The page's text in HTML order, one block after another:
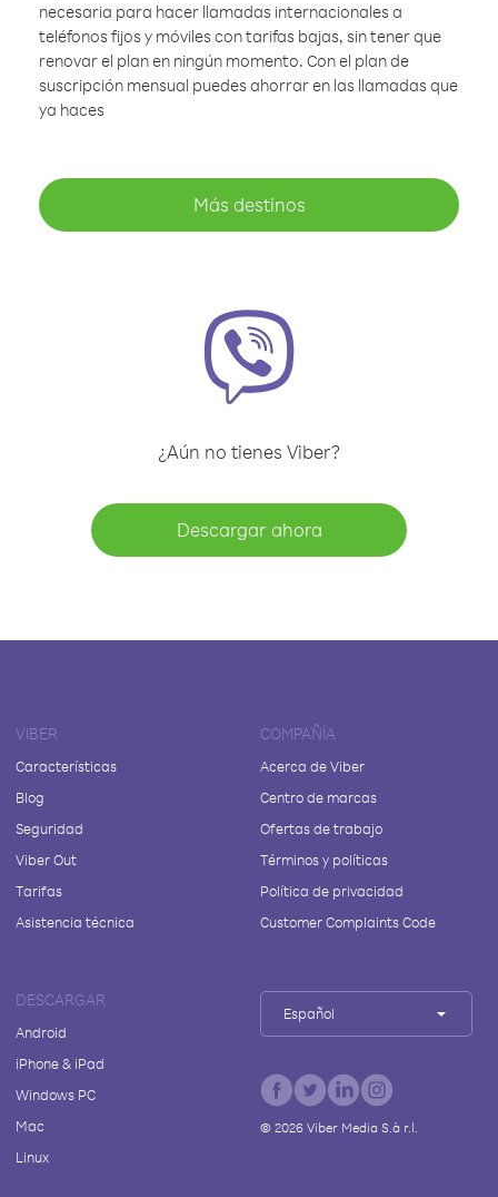
necesaria para hacer llamadas internacionales a
teléfonos fijos y móviles con tarifas bajas, sin tener que
renovar el plan en ningún momento. Con el plan de
suscripción mensual puedes ahorrar en las llamadas que
ya haces
Más destinos
¿Aún no tienes Viber?
Descargar ahora
VIBER
Características
Blog
Seguridad
Viber Out
Tarifas
Asistencia técnica
COMPAÑÍA
Acerca de Viber
Centro de marcas
Ofertas de trabajo
Términos y políticas
Política de privacidad
Customer Complaints Code
DESCARGAR
Android
iPhone & iPad
Windows PC
Mac
Linux
Español
© 2026Viber Media S.à r.l.